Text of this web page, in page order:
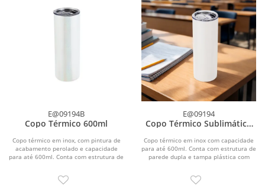
E@09194B
Copo Térmico 600ml
Copo térmico em inox, com pintura de
acabamento perolado e capacidade
para até 600ml. Conta com estrutura de
E@09194
Copo Térmico Sublimático
Copo térmico em inox com capacidade
para até 600ml. Conta com estrutura de
parede dupla e tampa plástica com